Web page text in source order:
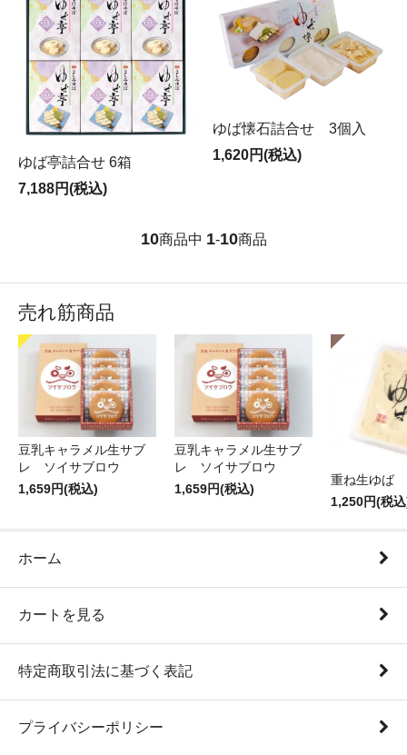
ゆば亭詰合せ 6箱
7,188円(税込)
ゆば懐石詰合せ 3個入
1,620円(税込)
10商品中 1-10商品
売れ筋商品
豆乳キャラメル生サブ
レ ソイサブロウ
1,659円(税込)
豆乳キャラメル生サブ
レ ソイサブロウ
1,659円(税込)
重ね生ゆば
1,250円(税
ホーム
カートを見る
特定商取引法に基づく表記
プライバシーポリシー